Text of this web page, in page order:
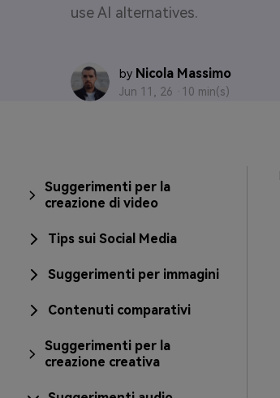
use AI alternatives.
by Nicola Massimo
Jun 11, 26 · 10 min(s)
Suggerimenti per la
creazione di video
Tips sui Social Media
Suggerimenti per immagini
Contenuti comparativi
Suggerimenti per la
creazione creativa